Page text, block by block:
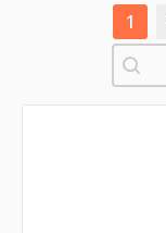
1
Pretraži